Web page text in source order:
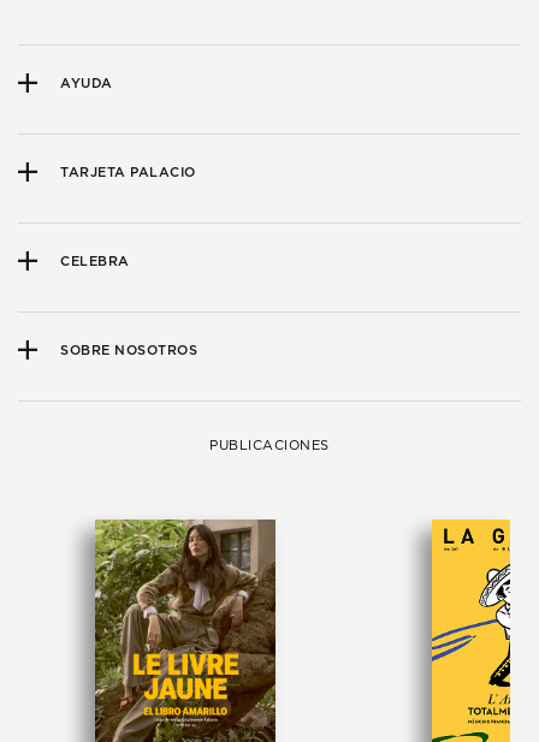
AYUDA
TARJETA PALACIO
CELEBRA
SOBRE NOSOTROS
PUBLICACIONES